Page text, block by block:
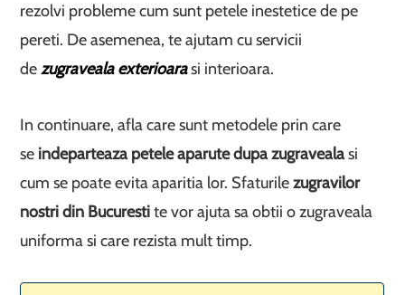
rezolvi probleme cum sunt petele inestetice de pe
pereti. De asemenea, te ajutam cu servicii
dezugraveala exterioarasi interioara.
In continuare, afla care sunt metodele prin care
se indeparteaza petele aparute dupa zugravealasi
cum se poate evita aparitia lor. Sfaturilezugravilor
nostri din Bucurestite vor ajuta sa obtii o zugraveala
uniforma si care rezista mult timp.